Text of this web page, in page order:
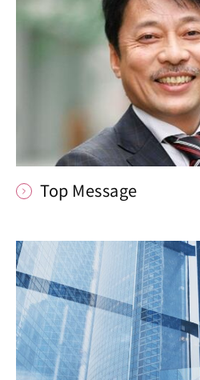
Top Message